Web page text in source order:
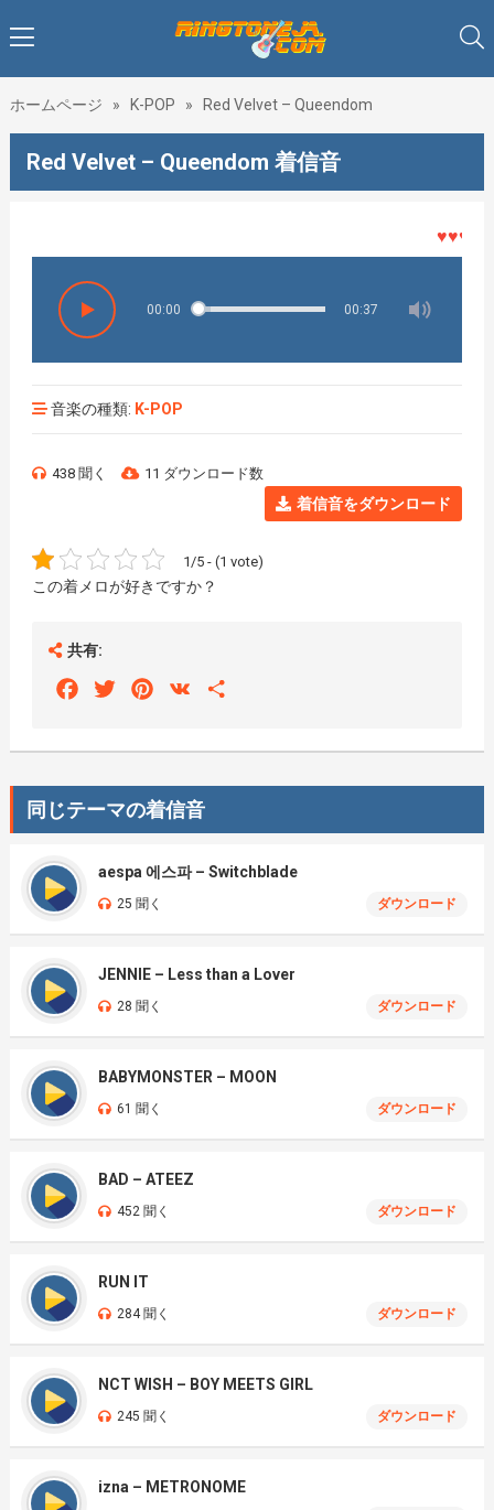
ホームページ » K-POP » Red Velvet – Queendom
Red Velvet – Queendom 着信音
♥♥♥着メ
00:00 00:37
音楽の種類: K-POP
438 聞く 11 ダウンロード数
着信音をダウンロード
1/5 - (1 vote)
この着メロが好きですか？
共有:
FacebookTwitterPinterest
VK
同じテーマの着信音
aespa 에스파 – Switchblade
25 聞く ダウンロード
JENNIE – Less than a Lover
28 聞く ダウンロード
BABYMONSTER – MOON
61 聞く ダウンロード
BAD – ATEEZ
452 聞く ダウンロード
RUN IT
284 聞く ダウンロード
NCT WISH – BOY MEETS GIRL
245 聞く ダウンロード
izna – METRONOME